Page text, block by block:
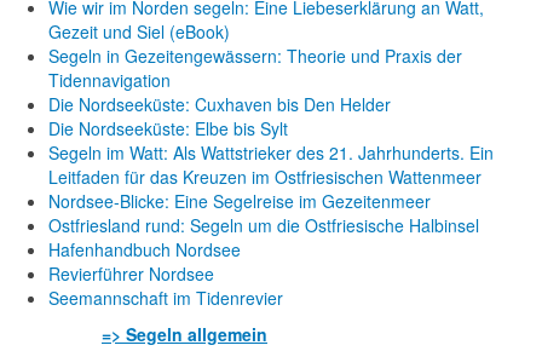
Wie wir im Norden segeln: Eine Liebeserklärung an Watt,
Gezeit und Siel (eBook)
Segeln in Gezeitengewässern: Theorie und Praxis der
Tidennavigation
Die Nordseeküste: Cuxhaven bis Den Helder
Die Nordseeküste: Elbe bis Sylt
Segeln im Watt: Als Wattstrieker des 21. Jahrhunderts. Ein
Leitfaden für das Kreuzen im Ostfriesischen Wattenmeer
Nordsee-Blicke: Eine Segelreise im Gezeitenmeer
Ostfriesland rund: Segeln um die Ostfriesische Halbinsel
Hafenhandbuch Nordsee
Revierführer Nordsee
Seemannschaft im Tidenrevier
=> Segeln allgemein